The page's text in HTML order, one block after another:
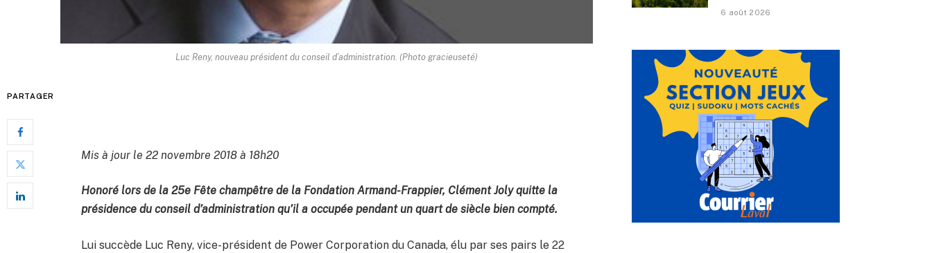
Luc Reny, nouveau président du conseil d’administration. (Photo gracieuseté)
PARTAGER
Mis à jour le 22 novembre 2018 à 18h20
Honoré lors de la 25e Fête champêtre de la Fondation Armand-Frappier, Clément Joly quitte la
présidence du conseil d’administration qu’il a occupée pendant un quart de siècle bien compté.
Lui succède Luc Reny, vice-président de Power Corporation du Canada, élu par ses pairs le 22
6 août 2026